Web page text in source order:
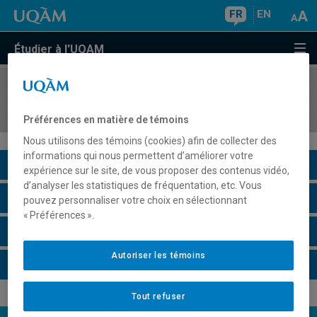
FR EN
Étudier à l'UQAM
COURS//
Description du cours
Horaire - Été 2026
Préférences en matière de témoins
Nous utilisons des témoins (cookies) afin de collecter des
informations qui nous permettent d’améliorer votre
expérience sur le site, de vous proposer des contenus vidéo,
d’analyser les statistiques de fréquentation, etc. Vous
pouvez personnaliser votre choix en sélectionnant
« Préférences ».
Tout refuser
Autoriser les témoins